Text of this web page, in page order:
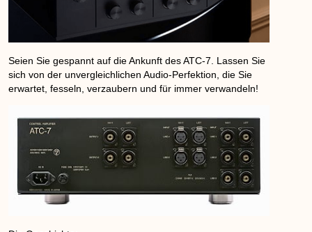
Seien Sie gespannt auf die Ankunft des ATC-7. Lassen Sie
sich von der unvergleichlichen Audio-Perfektion, die Sie
erwartet, fesseln, verzaubern und für immer verwandeln!